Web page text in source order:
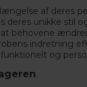
af deres
deres unikke stil
behovene
indretning
og